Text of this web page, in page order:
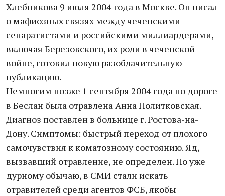
Хлебникова 9 июля 2004 года в Москве. Он писал
о мафиозных связях между чеченскими
сепаратистами и российскими миллиардерами,
включая Березовского, их роли в чеченской
войне, готовил новую разоблачительную
публикацию.
Немногим позже 1 сентября 2004 года по дороге
в Беслан была отравлена Анна Политковская.
Диагноз поставлен в больнице г. Ростова-на-
Дону. Симптомы: быстрый переход от плохого
самочувствия к коматозному состоянию. Яд,
вызвавший отравление, не определен. По уже
дурному обычаю, в СМИ стали искать
отравителей среди агентов ФСБ, якобы